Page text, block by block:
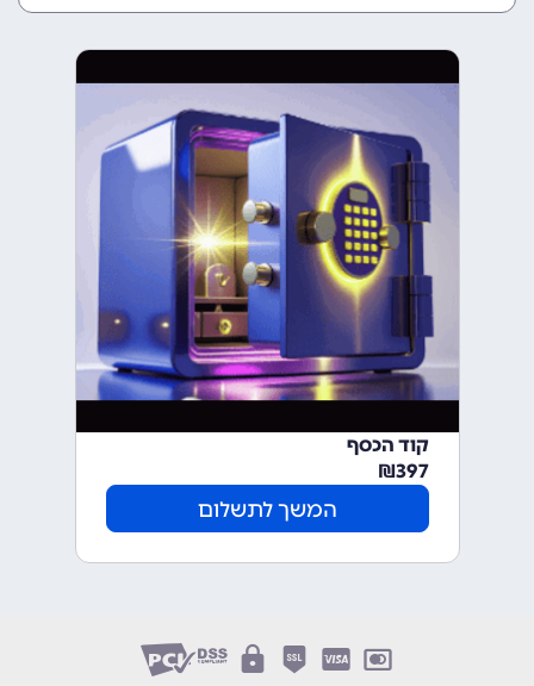
קוד הכסף
397
₪
המשך לתשלום